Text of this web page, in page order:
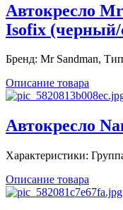
Автокресло
Isofix (черный/
Бренд: Mr Sandman,
Описание товара
Автокресло
Характеристики:
Описание товара